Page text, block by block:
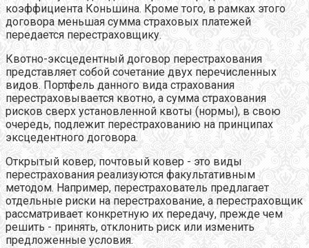
коэффициента Коньшина. Кроме того, в рамках этого
договора меньшая сумма страховых платежей
передается перестраховщику.
Квотно-эксцедентный договор перестрахования
представляет собой сочетание двух перечисленных
видов. Портфель данного вида страхования
перестраховывается квотно, а сумма страхования
рисков сверх установленной квоты (нормы), в свою
очередь, подлежит перестрахованию на принципах
эксцедентного договора.
Открытый ковер, почтовый ковер - это виды
перестрахования реализуются факультативным
методом. Например, перестрахователь предлагает
отдельные риски на перестрахование, а перестраховщик
рассматривает конкретную их передачу, прежде чем
решить - принять, отклонить риск или изменить
предложенные условия.